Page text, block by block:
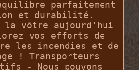
parfaitement
et durabilité.
la vôtre aujourd'hui
vos efforts de
les incendies et de
! Transporteurs
- Nous pouvons